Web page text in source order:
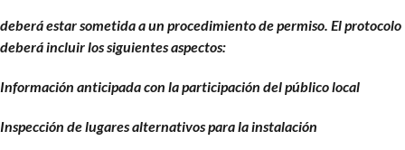
deberá estar sometida a un procedimiento de permiso. El protocolo
deberá incluir los siguientes aspectos:
Información anticipada con la participación del público local
Inspección de lugares alternativos para la instalación